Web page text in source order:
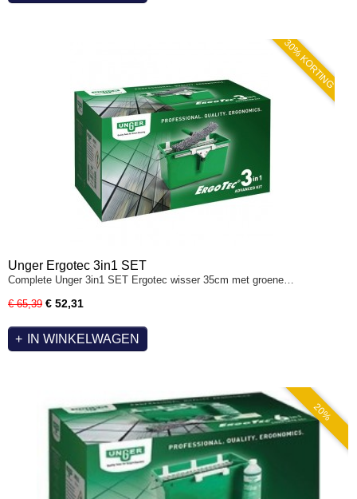
30% KORTING
Unger Ergotec 3in1 SET
Complete Unger 3in1 SET Ergotec wisser 35cm met groene…
€ 65,39 € 52,31
IN WINKELWAGEN
20%